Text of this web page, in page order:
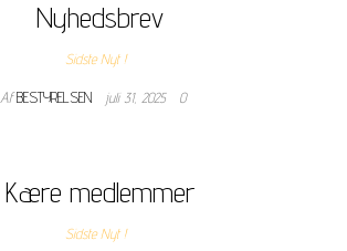
Nyhedsbrev
Sidste Nyt !
Af BESTYRELSEN juli 31, 2025 0
Kære medlemmer
Sidste Nyt !